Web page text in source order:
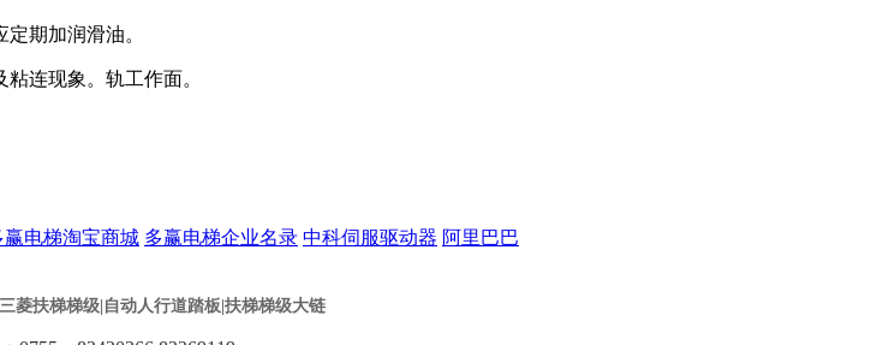
定期加润滑油。
连现象。轨工作面。
赢电梯淘宝商城 多赢电梯企业名录 中科伺服驱动器 阿里巴巴
|三菱扶梯梯级 自动人行道踏板 |扶梯梯级大链